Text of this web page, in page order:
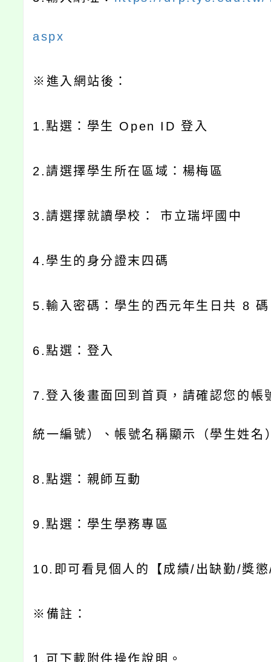
aspx
※ 進入網站後：
1. 點選：學生 Open ID 登入
2.請選擇學生所在區域：楊梅區
3.請選擇就讀學校： 市立瑞坪國中
4. 學生的身分證末四碼
5.輸入密碼：學生的西元年生日共 8 碼
6. 點選：登入
7.登入後畫面回到首頁，請確認您的帳
統一編號）、帳號名稱顯示（學生姓名
8. 點選：親師互動
9. 點選：學生學務專區
10. 即可看見個人的【成績/ 出缺勤/獎懲
※ 備註：
1. 可下載附件操作說明。